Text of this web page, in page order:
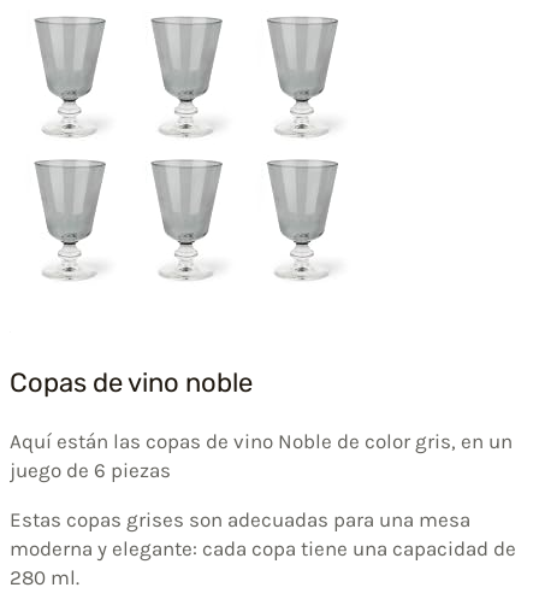
Copas de vino noble
Aquí están las copas de vino Noble de color gris, en un
juego de 6 piezas
Estas copas grises son adecuadas para una mesa
moderna y elegante: cada copa tiene una capacidad de
280 ml.